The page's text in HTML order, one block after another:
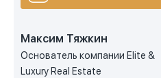
Максим Тяжкин
Основатель компании Elite &
Luxury Real Estate